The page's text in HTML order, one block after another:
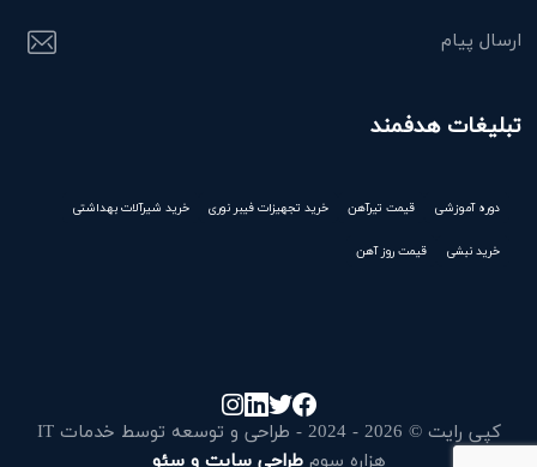
ارسال پیام
تبلیغات هدفمند
دوره آموزشی قیمت تیرآهن خرید تجهیزات فیبر نوری خرید شیرآلات بهداشتی
خرید نبشی قیمت روز آهن
کپی رایت © 2026 - 2024 - طراحی و توسعه توسط خدمات IT
هزاره سومطراحی سایت و سئو